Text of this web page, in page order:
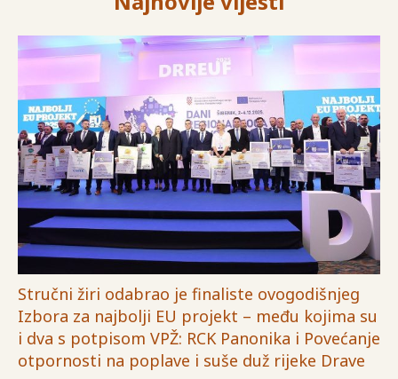
Stručni žiri odabrao je finaliste ovogodišnjeg
Izbora za najbolji EU projekt – među kojima su
i dva s potpisom VPŽ: RCK Panonika i Povećanje
otpornosti na poplave i suše duž rijeke Drave